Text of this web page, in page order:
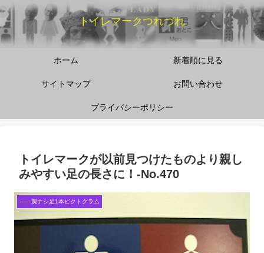
トイレマークつれづれ
ホーム 新着順に見る
サイトマップ お問い合わせ
プライバシーポリシー
トイレマークが以前見つけたものより親し
みやすい足の長さに！‐No.470
――腕ナシ足1本ピクトグラム